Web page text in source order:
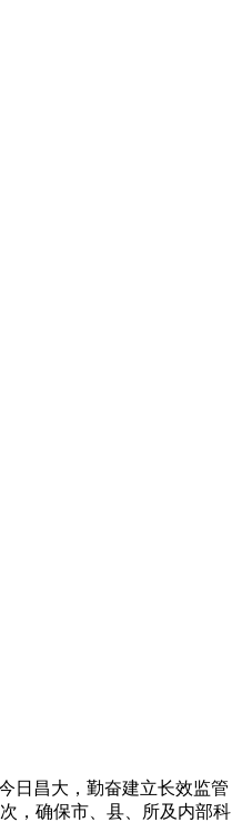
日昌大，勤奋建立长效监管
，确保市、县、所及内部科